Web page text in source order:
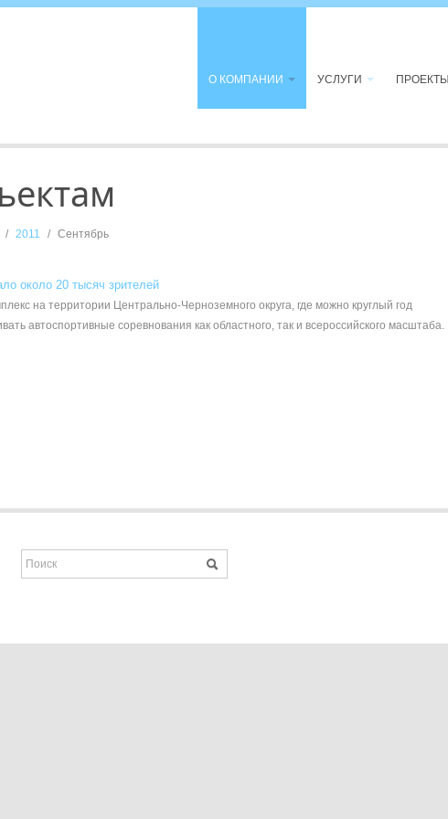
О КОМПАНИИ УСЛУГИ ПРОЕКТЫ
/ 2011 / Сентябрь
около 20 тысяч зрителей
на территории Центрально-Черноземного округа, где можно круглый год
автоспортивные соревнования как областного, так и всероссийского масштаба.